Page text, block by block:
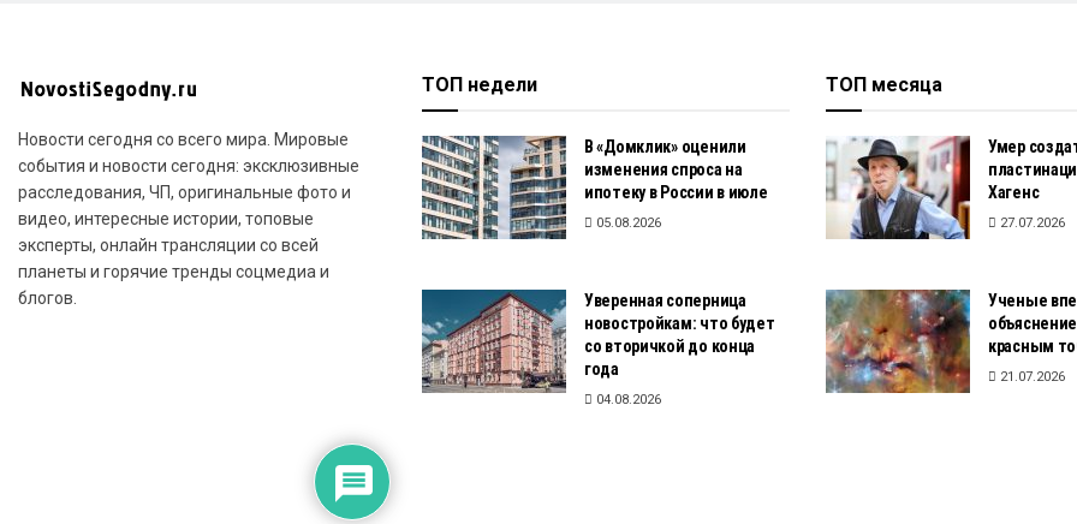
Новости сегодня со всего мира. Мировые
события и новости сегодня: эксклюзивные
расследования, ЧП, оригинальные фото и
видео, интересные истории, топовые
эксперты, онлайн трансляции со всей
планеты и горячие тренды соцмедиа и
блогов.
ТОП недели
В «Домклик» оценили
изменения спроса на
ипотеку в России в июле
05.08.2026
Уверенная соперница
новостройкам: что будет
со вторичкой до конца
года
04.08.2026
ТОП месяца
Умер
Хагенс
27.07.2026
Ученые
красным
21.07.2026